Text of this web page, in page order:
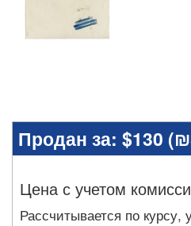
Продан за: $130 (
Цена с учетом
Рассчитывается по